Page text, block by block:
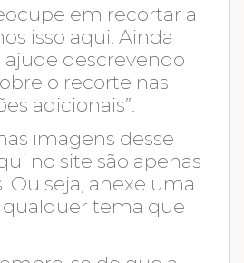
em recortar a
isso aqui. Ainda
ajude descrevendo
o recorte nas
adicionais”.
imagens desse
no site são apenas
Ou seja, anexe uma
tema que